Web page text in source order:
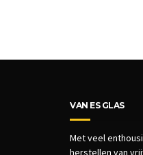
VAN ES GLAS
Met veel
herstellen van